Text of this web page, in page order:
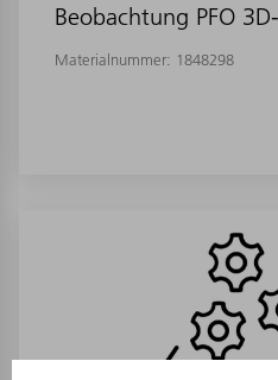
Beobachtung PFO
Materialnummer: 1848298